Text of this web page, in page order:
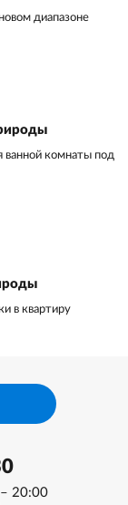
диапазоне
ванной комнаты под
в квартиру
20:00